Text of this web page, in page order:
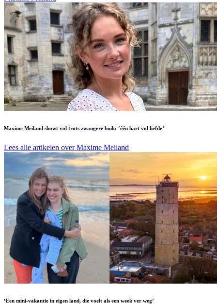
Maxime Meiland showt vol trots zwangere buik: ‘één hart vol liefde’
Lees alle artikelen over Maxime Meiland
‘Een mini-vakantie in eigen land, die voelt als een week ver weg’